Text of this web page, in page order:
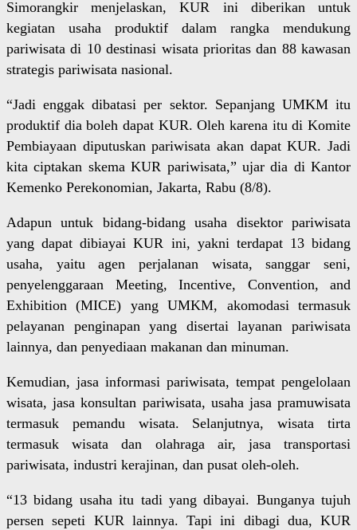
Simorangkir menjelaskan, KUR ini diberikan untuk
kegiatan usaha produktif dalam rangka mendukung
pariwisata di 10 destinasi wisata prioritas dan 88 kawasan
strategis pariwisata nasional.
“Jadi enggak dibatasi per sektor. Sepanjang UMKM itu
produktif dia boleh dapat KUR. Oleh karena itu di Komite
Pembiayaan diputuskan pariwisata akan dapat KUR. Jadi
kita ciptakan skema KUR pariwisata,” ujar dia di Kantor
Kemenko Perekonomian, Jakarta, Rabu (8/8).
Adapun untuk bidang-bidang usaha disektor pariwisata
yang dapat dibiayai KUR ini, yakni terdapat 13 bidang
usaha, yaitu agen perjalanan wisata, sanggar seni,
penyelenggaraan Meeting, Incentive, Convention, and
Exhibition (MICE) yang UMKM, akomodasi termasuk
pelayanan penginapan yang disertai layanan pariwisata
lainnya, dan penyediaan makanan dan minuman.
Kemudian, jasa informasi pariwisata, tempat pengelolaan
wisata, jasa konsultan pariwisata, usaha jasa pramuwisata
termasuk pemandu wisata. Selanjutnya, wisata tirta
termasuk wisata dan olahraga air, jasa transportasi
pariwisata, industri kerajinan, dan pusat oleh-oleh.
“13 bidang usaha itu tadi yang dibayai. Bunganya tujuh
persen sepeti KUR lainnya. Tapi ini dibagi dua, KUR